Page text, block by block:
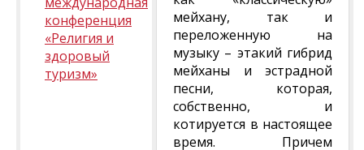
конференция
«Религия и
здоровый
туризм»
мейхану, так и
переложенную на
музыку – этакий гибрид
мейханы и эстрадной
песни, которая,
собственно, и
котируется в настоящее
время. Причем